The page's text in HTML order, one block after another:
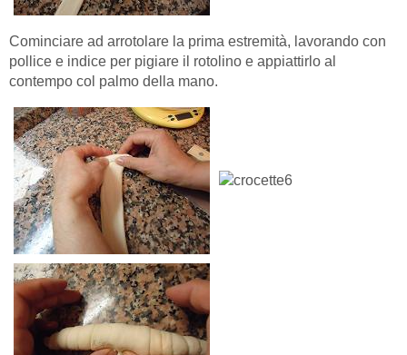
Cominciare ad arrotolare la prima estremità, lavorando con
pollice e indice per pigiare il rotolino e appiattirlo al
contempo col palmo della mano.